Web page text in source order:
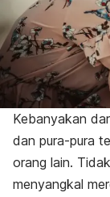
Kebanyakan
dan pura-pura
orang lain.
menyangkal